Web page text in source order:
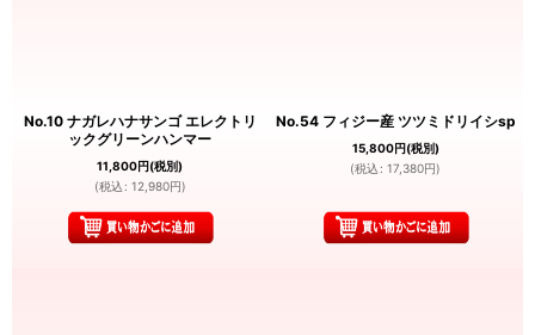
No.10 ナガレハナサンゴ エレクトリ
ックグリーンハンマー
11,800円(税別)
(税込 : 12,980円)
No.54 フィジー産 ツツミドリイシsp
15,800円(税別)
(税込 : 17,380円)